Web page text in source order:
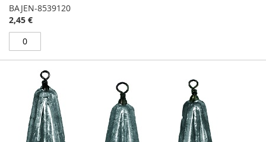
BAJEN-8539120
2,45 €